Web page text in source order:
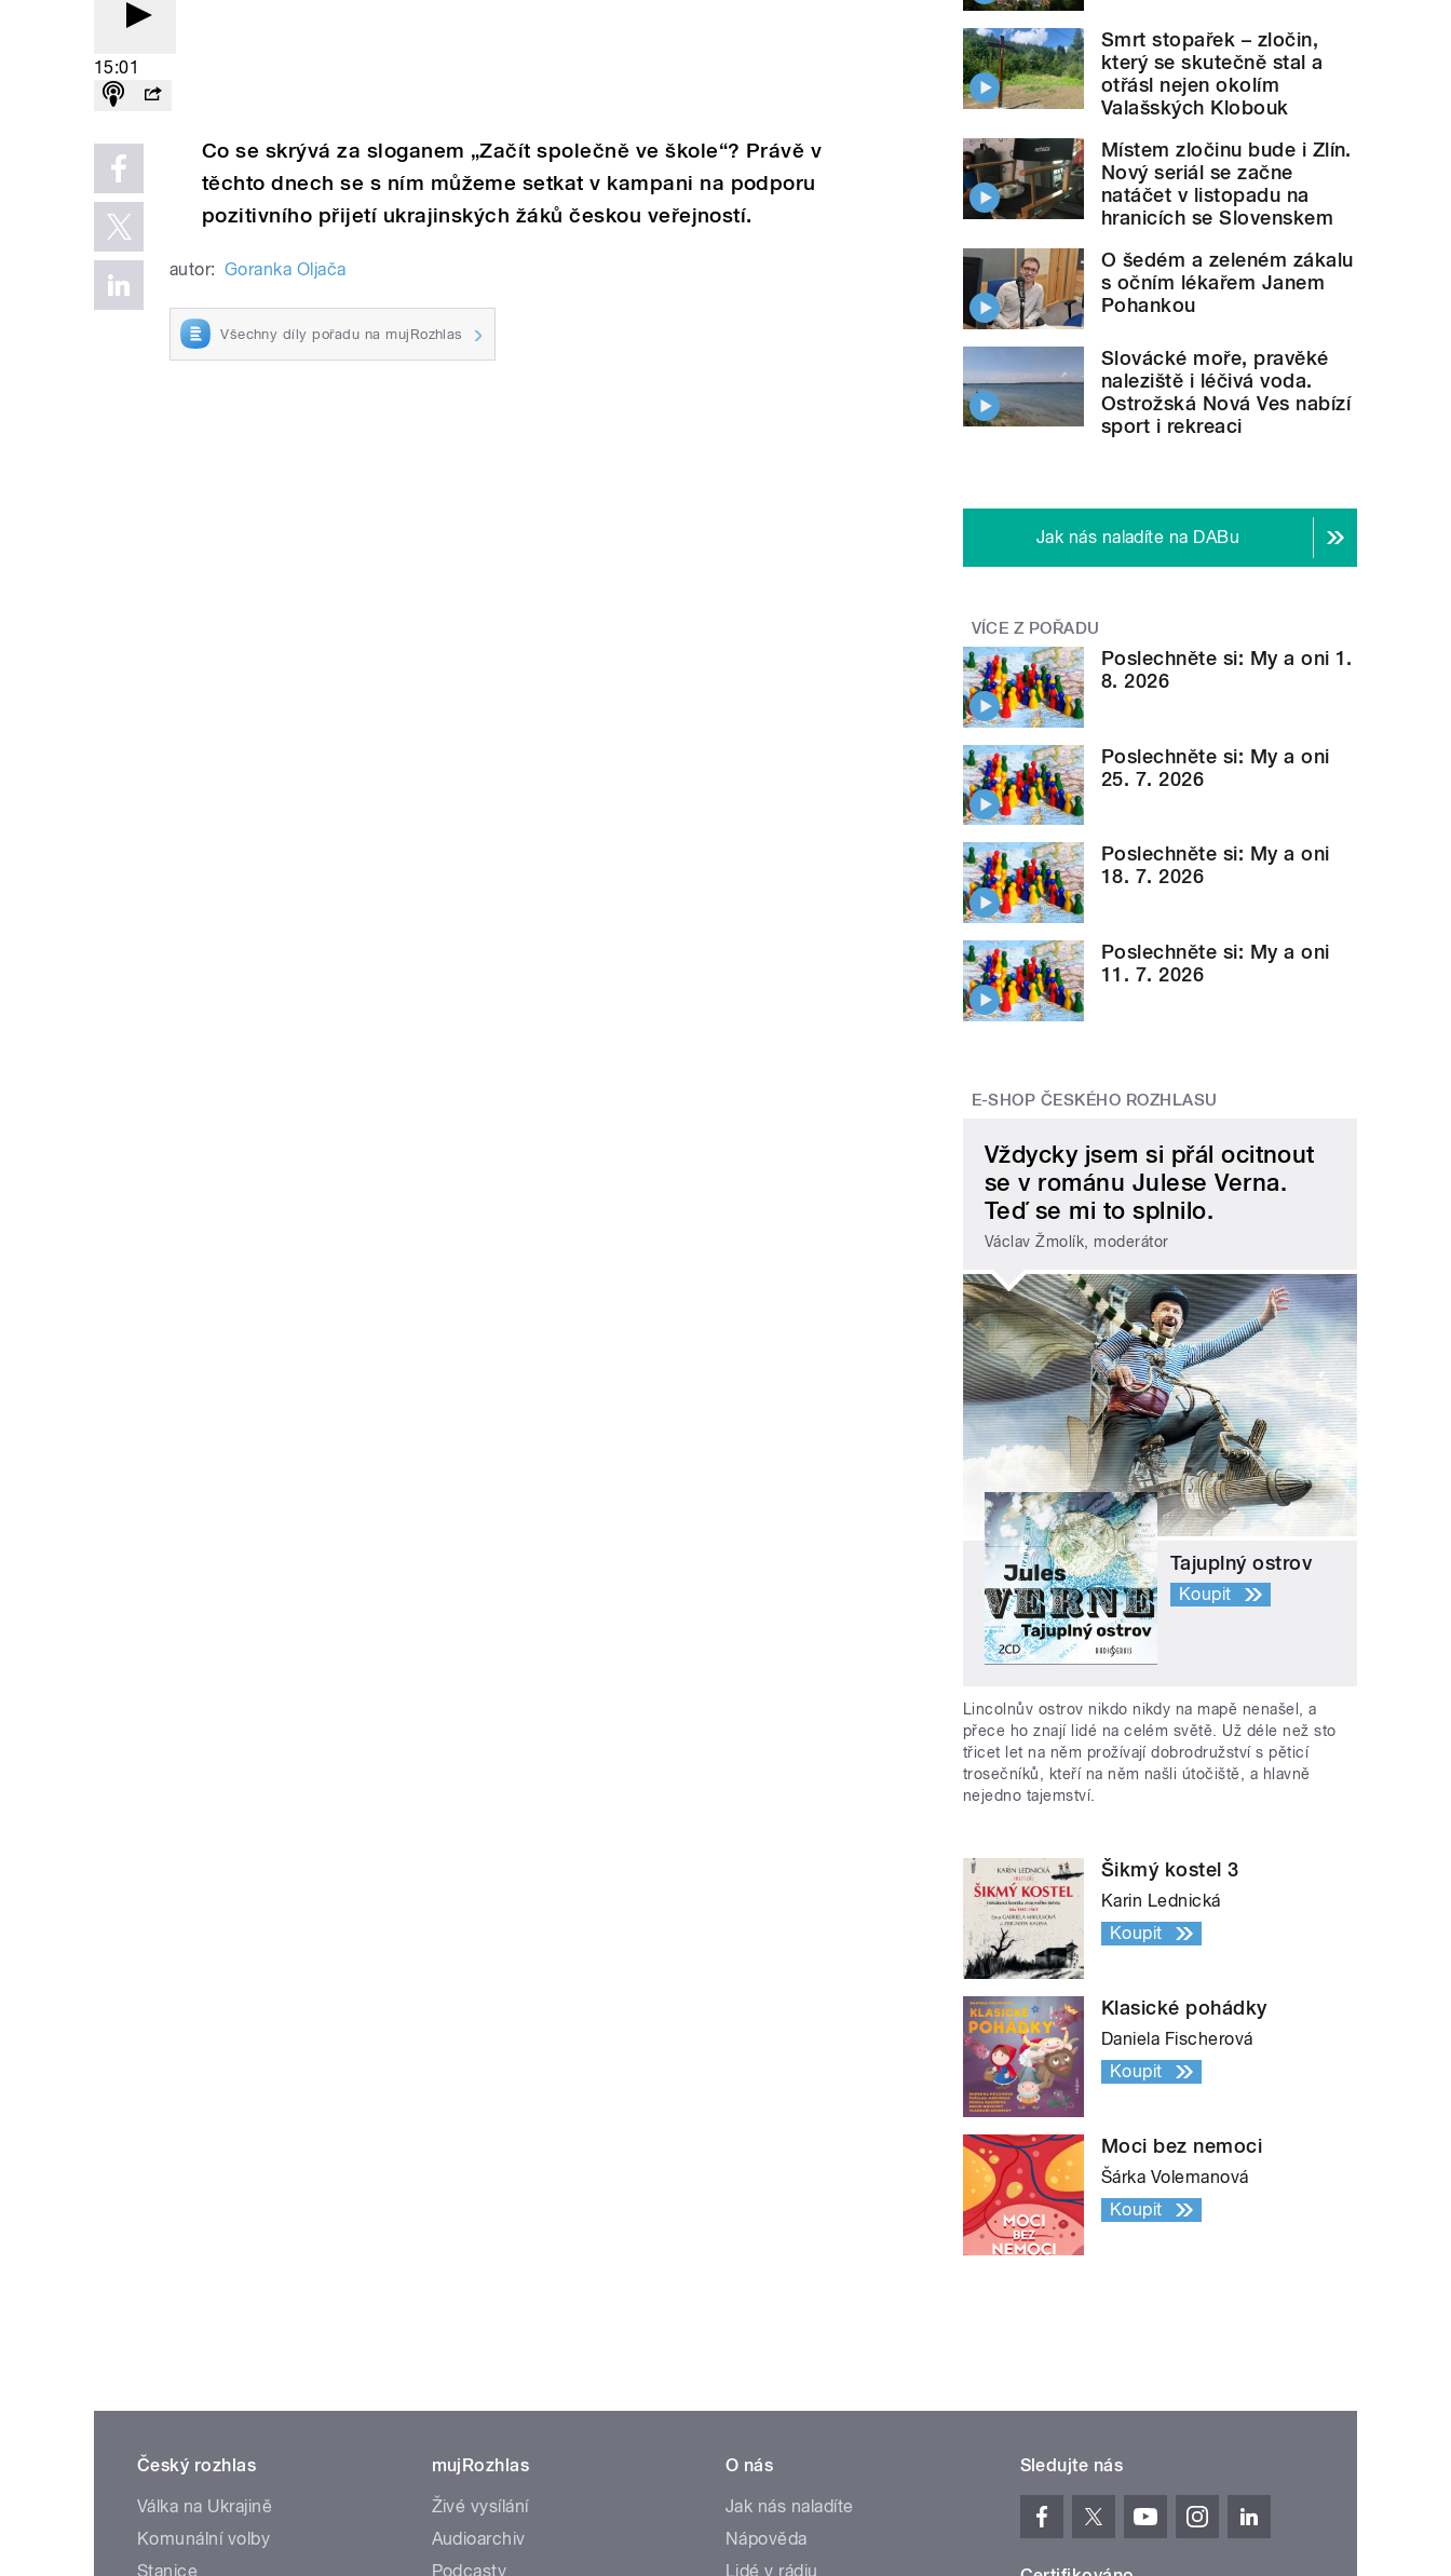
15:01
Co se skrývá za sloganem „Začít společně ve škole“? Právě v
těchto dnech se s ním můžeme setkat v kampani na podporu
pozitivního přijetí ukrajinských žáků českou veřejností.
autor: Goranka Oljača
Všechny díly pořadu na mujRozhlas
Smrt stopařek – zločin,
který se skutečně stal a
otřásl nejen okolím
Valašských Klobouk
Místem zločinu bude i Zlín.
Nový seriál se začne
natáčet v listopadu na
hranicích se Slovenskem
O šedém a zeleném zákalu
s očním lékařem Janem
Pohankou
Slovácké moře, pravěké
naleziště i léčivá voda.
Ostrožská Nová Ves nabízí
sport i rekreaci
Jak nás naladíte na DABu
VÍCE Z POŘADU
Poslechněte si: My a oni 1.
8. 2026
Poslechněte si: My a oni
25. 7. 2026
Poslechněte si: My a oni
18. 7. 2026
Poslechněte si: My a oni
11. 7. 2026
E-SHOP ČESKÉHO ROZHLASU
Vždycky jsem si přál ocitnout
se v románu Julese Verna.
Teď se mi to splnilo.
Václav Žmolík, moderátor
Tajuplný ostrov
Koupit
Lincolnův ostrov nikdo nikdy na mapě nenašel, a
přece ho znají lidé na celém světě. Už déle než sto
třicet let na něm prožívají dobrodružství s pěticí
trosečníků, kteří na něm našli útočiště, a hlavně
nejedno tajemství.
Šikmý kostel 3
Karin Lednická
Koupit
Klasické pohádky
Daniela Fischerová
Koupit
Moci bez nemoci
Šárka Volemanová
Koupit
Český rozhlas
Válka na Ukrajině
Komunální volby
Stanice
mujRozhlas
Živé vysílání
Audioarchiv
Podcasty
O nás
Jak nás naladíte
Nápověda
Lidé v rádiu
Sledujte nás